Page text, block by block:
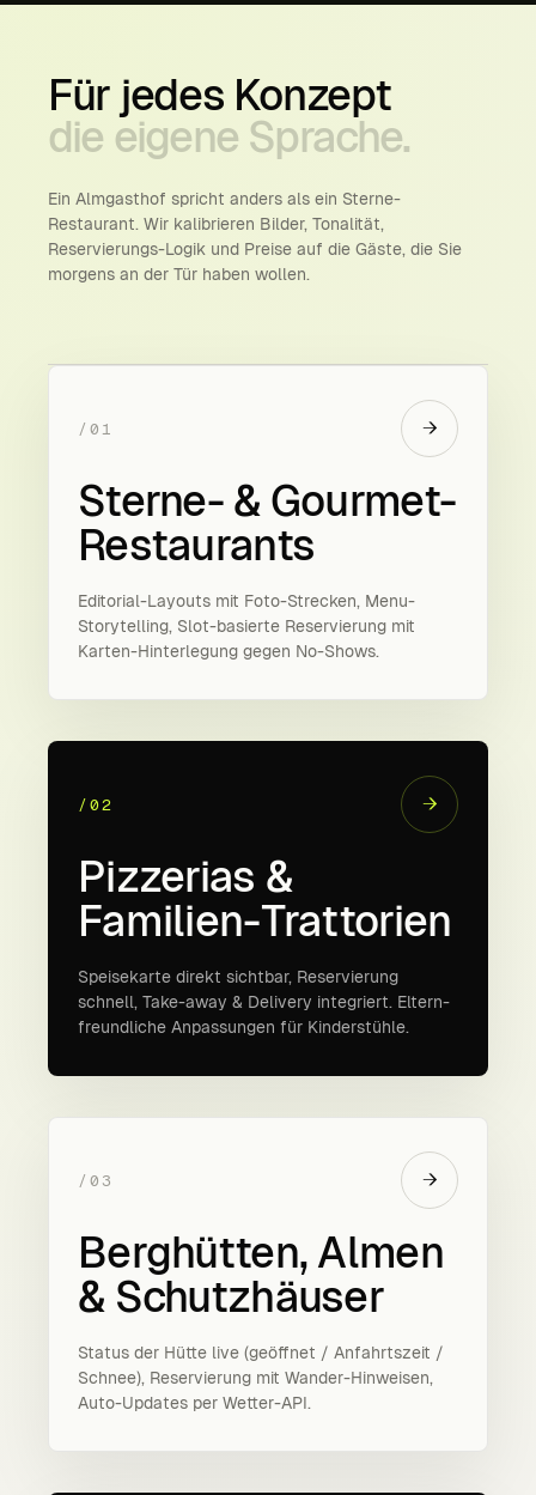
Für jedes Konzept
die eigene Sprache.
Ein Almgasthof spricht anders als ein Sterne-
Restaurant. Wir kalibrieren Bilder, Tonalität,
Reservierungs-Logik und Preise auf die Gäste, die Sie
morgens an der Tür haben wollen.
/01
Sterne- & Gourmet-
Restaurants
Editorial-Layouts mit Foto-Strecken, Menu-
Storytelling, Slot-basierte Reservierung mit
Karten-Hinterlegung gegen No-Shows.
→
/02
Pizzerias &
Familien-Trattorien
Speisekarte direkt sichtbar, Reservierung
schnell, Take-away & Delivery integriert. Eltern-
freundliche Anpassungen für Kinderstühle.
→
/03
Berghütten, Almen
& Schutzhäuser
Status der Hütte live (geöffnet / Anfahrtszeit /
Schnee), Reservierung mit Wander-Hinweisen,
Auto-Updates per Wetter-API.
→